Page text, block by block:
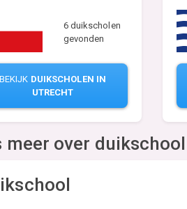
6 duikscholen
gevonden
BEKIJK DUIKSCHOLEN IN
UTRECHT
meer over duikschool